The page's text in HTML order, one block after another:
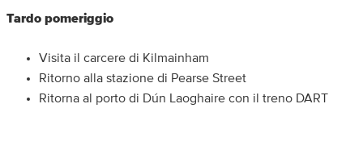
Tardo pomeriggio
Visita il carcere di Kilmainham
Ritorno alla stazione di Pearse Street
Ritorna al porto di Dún Laoghaire con il treno DART